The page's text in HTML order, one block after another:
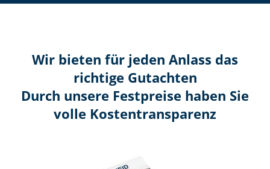
Wir bieten für jeden Anlass das
richtige Gutachten
Durch unsere Festpreise haben Sie
volle Kosten­transparenz